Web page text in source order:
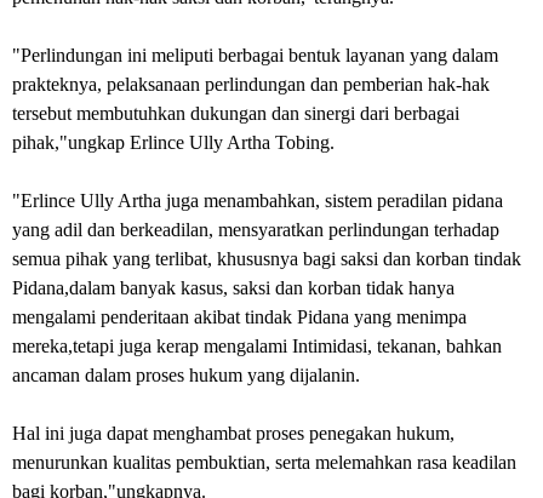
"Perlindungan ini meliputi berbagai bentuk layanan yang dalam
prakteknya, pelaksanaan perlindungan dan pemberian hak-hak
tersebut membutuhkan dukungan dan sinergi dari berbagai
pihak,"ungkap Erlince Ully Artha Tobing.
"Erlince Ully Artha juga menambahkan, sistem peradilan pidana
yang adil dan berkeadilan, mensyaratkan perlindungan terhadap
semua pihak yang terlibat, khususnya bagi saksi dan korban tindak
Pidana,dalam banyak kasus, saksi dan korban tidak hanya
mengalami penderitaan akibat tindak Pidana yang menimpa
mereka,tetapi juga kerap mengalami Intimidasi, tekanan, bahkan
ancaman dalam proses hukum yang dijalanin.
Hal ini juga dapat menghambat proses penegakan hukum,
menurunkan kualitas pembuktian, serta melemahkan rasa keadilan
bagi korban,"ungkapnya.